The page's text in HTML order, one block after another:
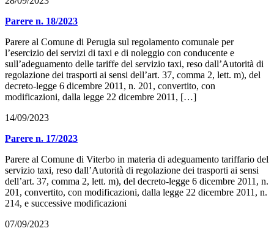
Parere n. 18/2023
Parere al Comune di Perugia sul regolamento comunale per
l’esercizio dei servizi di taxi e di noleggio con conducente e
sull’adeguamento delle tariffe del servizio taxi, reso dall’Autorità di
regolazione dei trasporti ai sensi dell’art. 37, comma 2, lett. m), del
decreto-legge 6 dicembre 2011, n. 201, convertito, con
modificazioni, dalla legge 22 dicembre 2011, […]
14/09/2023
Parere n. 17/2023
Parere al Comune di Viterbo in materia di adeguamento tariffario del
servizio taxi, reso dall’Autorità di regolazione dei trasporti ai sensi
dell’art. 37, comma 2, lett. m), del decreto-legge 6 dicembre 2011, n.
201, convertito, con modificazioni, dalla legge 22 dicembre 2011, n.
214, e successive modificazioni
07/09/2023